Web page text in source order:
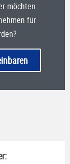
möchten
für